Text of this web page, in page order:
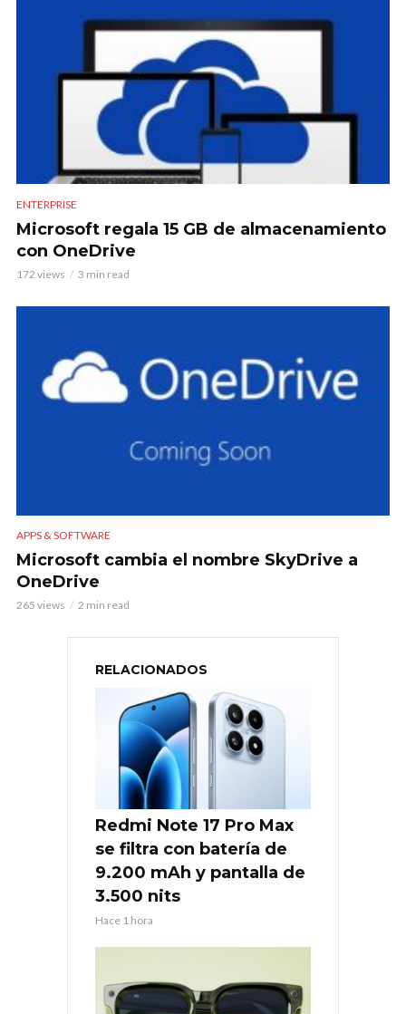
ENTERPRISE
Microsoft regala 15 GB de almacenamiento
con OneDrive
172 views 3 min read
APPS & SOFTWARE
Microsoft cambia el nombre SkyDrive a
OneDrive
265 views 2 min read
RELACIONADOS
Redmi Note 17 Pro Max
se filtra con batería de
9.200 mAh y pantalla de
3.500 nits
Hace 1 hora